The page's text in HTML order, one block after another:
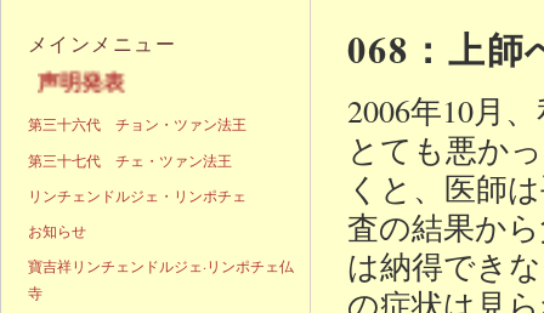
068：上師
2006年10月
とても悪か
くと、医師
査の結果か
は納得でき
の症状は見
メインメニュー
第三十六代 チョン・ツァン法王
第三十七代 チェ・ツァン法王
リンチェンドルジェ・リンポチェ
お知らせ
寶吉祥リンチェンドルジェ·リンポチェ仏
寺